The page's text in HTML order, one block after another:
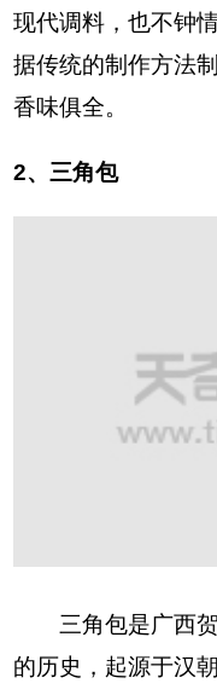
现代调料，也不钟
据传统的制作方法
香味俱全。
2、三角包
三角包是广西贺
的历史，起源于汉